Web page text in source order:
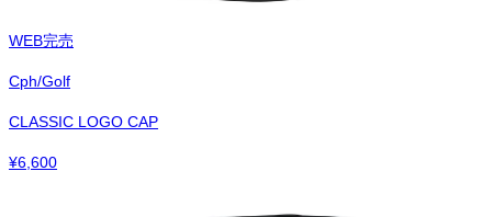
WEB完売
Cph/Golf
CLASSIC LOGO CAP
¥6,600